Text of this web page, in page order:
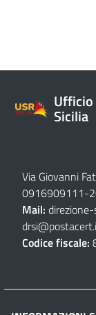
Ufficio
Sicilia
Via Giovanni
0916909111-
Mail:
Codice fiscale: